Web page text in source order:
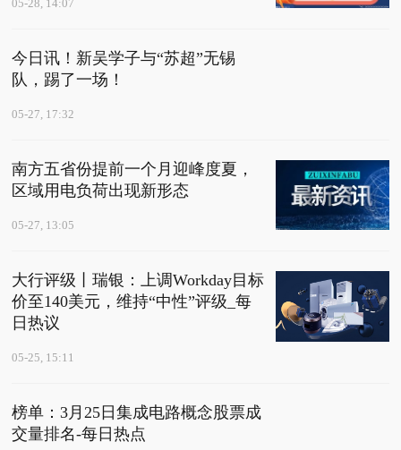
05-28, 14:07
今日讯！新吴学子与“苏超”无锡
队，踢了一场！
05-27, 17:32
南方五省份提前一个月迎峰度夏，
区域用电负荷出现新形态
05-27, 13:05
大行评级丨瑞银：上调Workday目标
价至140美元，维持“中性”评级_每
日热议
05-25, 15:11
榜单：3月25日集成电路概念股票成
交量排名-每日热点